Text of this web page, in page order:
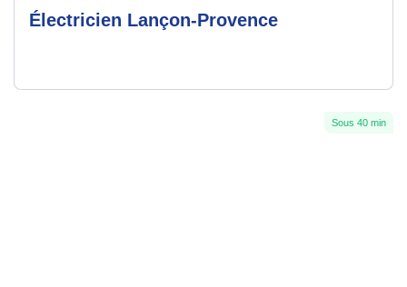
Électricien Lançon-Provence
Sous 40 min